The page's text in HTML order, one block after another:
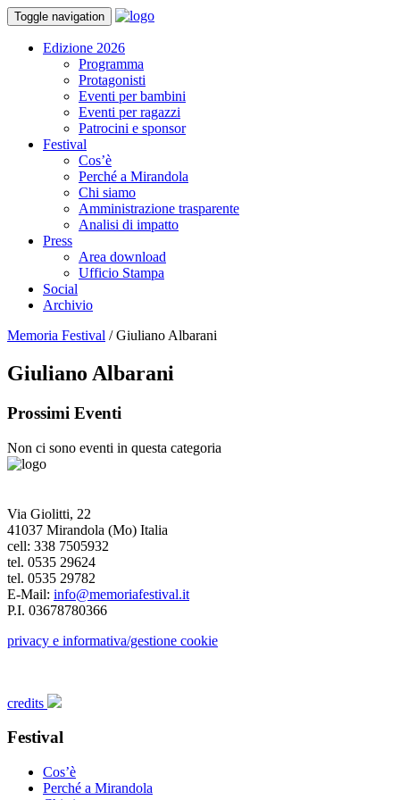
Toggle navigation
Edizione 2026
Programma
Protagonisti
Eventi per bambini
Eventi per ragazzi
Patrocini e sponsor
Festival
Cos’è
Perché a Mirandola
Chi siamo
Amministrazione trasparente
Analisi di impatto
Press
Area download
Ufficio Stampa
Social
Archivio
Memoria Festival /Giuliano Albarani
Giuliano Albarani
Prossimi Eventi
Non ci sono eventi in questa categoria
Via Giolitti, 22
41037 Mirandola (Mo) Italia
cell: 338 7505932
tel. 0535 29624
tel. 0535 29782
E-Mail: info@memoriafestival.it
P.I. 03678780366
privacy e informativa/gestione cookie
credits
Festival
Cos’è
Perché a Mirandola